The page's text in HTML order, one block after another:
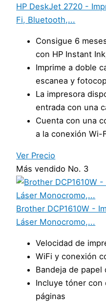
HP DeskJet 2720 -
Fi, Bluetooth,...
Consigue 6
con HP Instant
Imprime a doble
escanea y
La impresora
entrada con una
Cuenta con una
a la conexión Wi-
Ver Precio
Más vendido No. 3
Brother DCP1610W -
Láser Monocromo,...
Velocidad de
WiFi y conexión
Bandeja de papel
Incluye tóner con
páginas